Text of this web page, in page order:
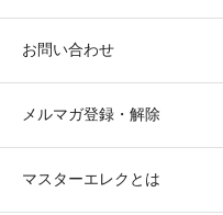
お問い合わせ
メルマガ登録・解除
マスターエレクとは